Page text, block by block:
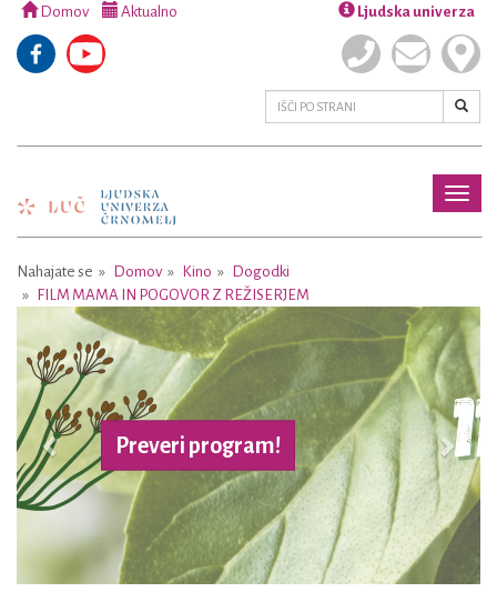
Domov Aktualno Ljudska univerza
Nahajate se Domov Kino
Dogodki
FILM MAMA IN POGOVOR Z REŽISERJEM
Preveri program!
Previous Next